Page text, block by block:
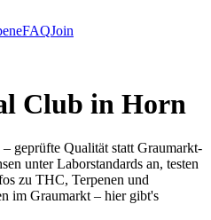
FAQJoin
Club in Horn
geprüfte Qualität statt Graumarkt-
unter Laborstandards an, testen
zu THC, Terpenen und
im Graumarkt – hier gibt's